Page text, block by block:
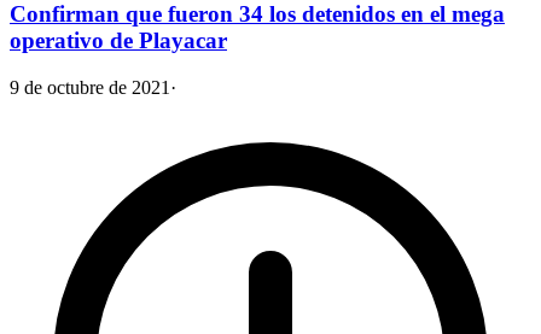
Confirman que fueron 34 los detenidos en el mega
operativo de Playacar
9 de octubre de 2021 ·